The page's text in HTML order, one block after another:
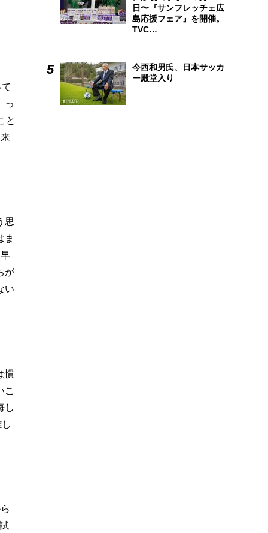
っ
と
思
ま
が
い
慣
こ
し
日〜『サンフレッチェ広
島応援フェア』を開催。
TVC…
今西和男氏、日本サッカ
ー殿堂入り